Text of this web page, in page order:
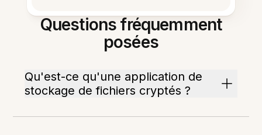
Questions fréquemment
posées
Qu'est-ce qu'une application de
stockage de fichiers cryptés ?